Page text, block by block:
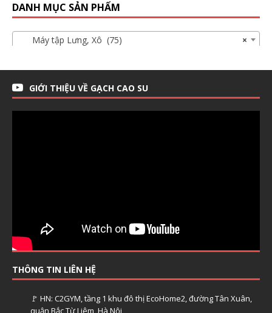
DANH MỤC SẢN PHẨM
×
Máy tập Lưng, Xô (75)
GIỚI THIỆU VỀ GẠCH CAO SU
THÔNG TIN LIÊN HỆ
🚩 HN: C2GYM, tầng 1 khu đô thị EcoHome2, đường Tân Xuân,
quận Bắc Từ Liêm, Hà Nội